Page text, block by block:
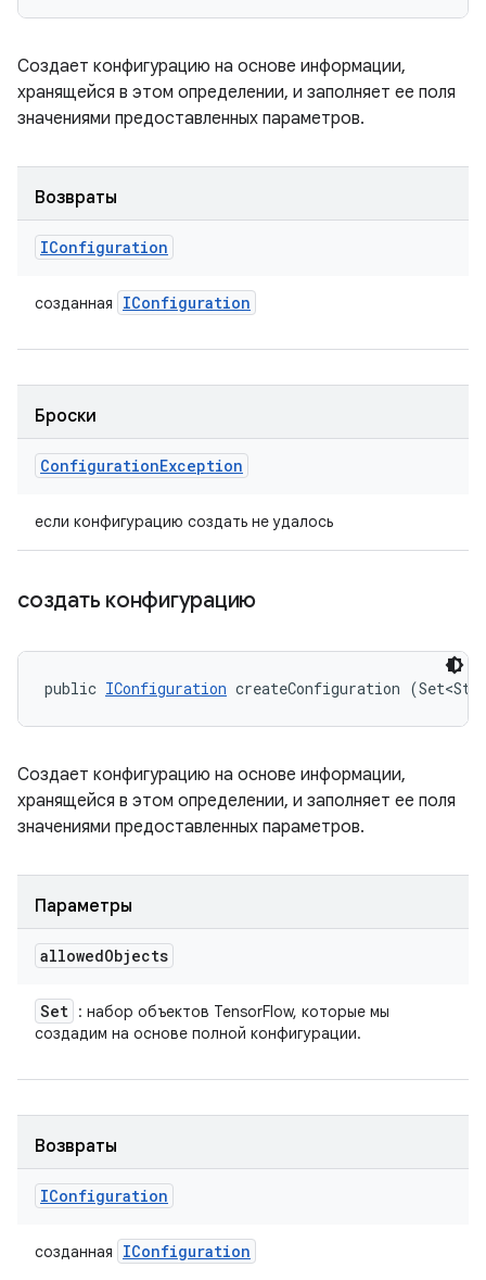
Создает конфигурацию на основе информации,
хранящейся в этом определении, и заполняет ее поля
значениями предоставленных параметров.
Возвраты
IConfiguration
созданная IConfiguration
Броски
ConfigurationException
если конфигурацию создать не удалось
создать конфигурацию
public IConfiguration createConfiguration
Создает конфигурацию на основе информации,
хранящейся в этом определении, и заполняет ее поля
значениями предоставленных параметров.
Параметры
allowedObjects
Set : набор объектов TensorFlow, которые мы
создадим на основе полной конфигурации.
Возвраты
IConfiguration
созданная IConfiguration